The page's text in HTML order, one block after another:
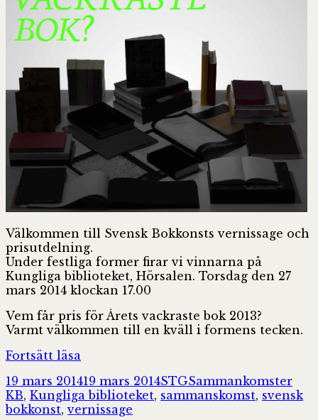
Välkommen till Svensk Bokkonsts vernissage och
prisutdelning.
Under festliga former firar vi vinnarna på
Kungliga biblioteket, Hörsalen. Torsdag den 27
mars 2014 klockan 17.00
Vem får pris för Årets vackraste bok 2013?
Varmt välkommen till en kväll i formens tecken.
Fortsätt läsa
2013,
Torsdag
27
Postat
19 mars 201419 mars 2014Författare
STGKategorier
Sammankomster
KB, Kungliga biblioteket, sammanskomst, svensk
bokkonst,vernissage